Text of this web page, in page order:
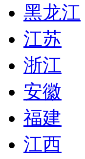
黑龙江
江苏
浙江
安徽
福建
江西